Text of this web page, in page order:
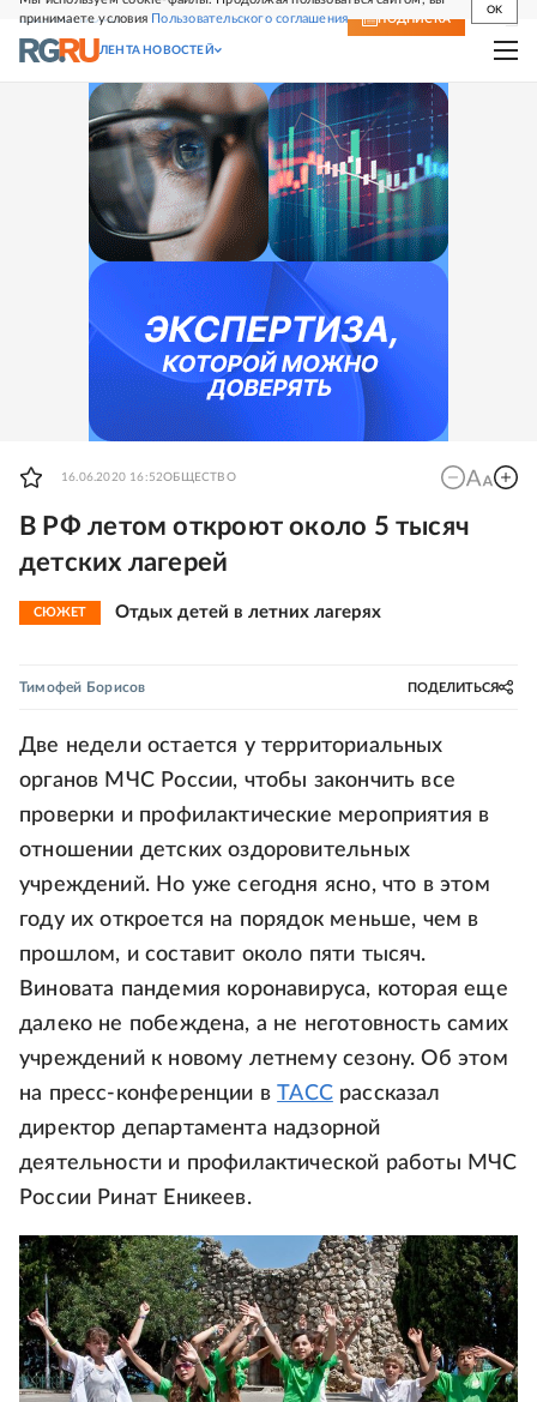
принимаете условия Пользовательского соглашения
OK
СВЕЖИЙ НОМЕР ПОДПИСКА
ЛЕНТА НОВОСТЕЙ
16.06.2020 16:52ОБЩЕСТВО
В РФ летом откроют около 5 тысяч
детских лагерей
СЮЖЕТ Отдых детей в летних лагерях
Тимофей Борисов ПОДЕЛИТЬСЯ
Две недели остается у территориальных
органов МЧС России, чтобы закончить все
проверки и профилактические мероприятия в
отношении детских оздоровительных
учреждений. Но уже сегодня ясно, что в этом
году их откроется на порядок меньше, чем в
прошлом, и составит около пяти тысяч.
Виновата пандемия коронавируса, которая еще
далеко не побеждена, а не неготовность самих
учреждений к новому летнему сезону. Об этом
на пресс-конференции вТАССрассказал
директор департамента надзорной
деятельности и профилактической работы МЧС
России Ринат Еникеев.